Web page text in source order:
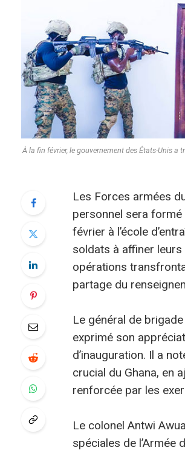
À la fin février, le gouvernement des États-Unis a
Les Forces armées
personnel sera
février à l’école
soldats à affiner
opérations
partage du
Le général de
exprimé son
d’inauguration. Il a
crucial du Ghana, en
renforcée par les
Le colonel Antwi
spéciales de l’Armée